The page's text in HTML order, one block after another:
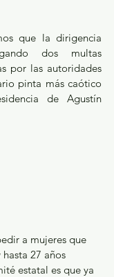
que la dirigencia
dos multas
por las autoridades
pinta más caótico
de Agustín
a mujeres que
27 años
estatal es que ya